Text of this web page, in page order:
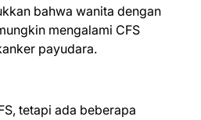
bahwa wanita dengan
mengalami CFS
payudara.
tetapi ada beberapa